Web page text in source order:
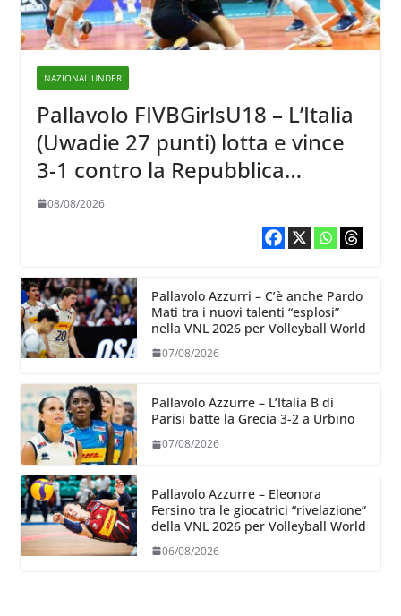
NAZIONALIUNDER
Pallavolo FIVBGirlsU18 – L’Italia
(Uwadie 27 punti) lotta e vince
3-1 contro la Repubblica
Dominicana
08/08/2026
Pallavolo Azzurri – C’è anche Pardo
Mati tra i nuovi talenti “esplosi”
nella VNL 2026 per Volleyball World
07/08/2026
Pallavolo Azzurre – L’Italia B di
Parisi batte la Grecia 3-2 a Urbino
07/08/2026
Pallavolo Azzurre – Eleonora
Fersino tra le giocatrici “rivelazione”
della VNL 2026 per Volleyball World
06/08/2026